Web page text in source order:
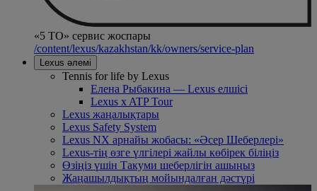
«5 ТО» сервис жоспары
/content/lexus/kazakhstan/kk/owners/service-plan
Lexus әлемі
Tennis for life by Lexus
Елена Рыбакина — Lexus елшісі
Lexus x ATP Tour
Lexus жаңалықтары
Lexus Safety System
Lexus NX арнайы жобасы: «Әсер Шеберлері»
Lexus-тің өзге үлгілері жайлы көбірек біліңіз
Өзіңіз үшін Такуми шеберлігін ашыңыз
Жаңашылдықтың мойындалған дәстүрі